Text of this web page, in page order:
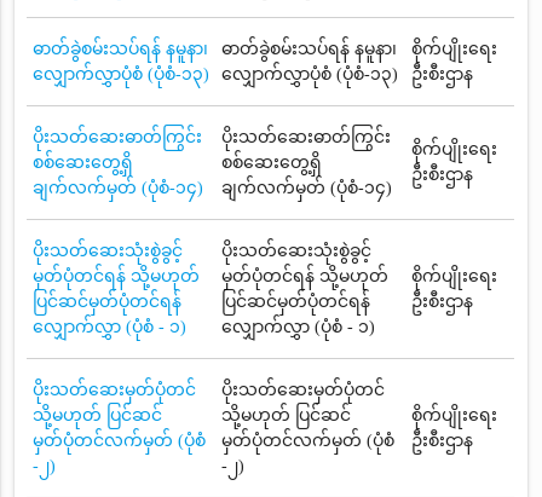
ဓာတ်ခွဲစမ်းသပ်ရန် နမူနာ၊
လျှောက်လွှာပုံစံ (ပုံစံ-၁၃)
ဓာတ်ခွဲစမ်းသပ်ရန် နမူနာ၊
လျှောက်လွှာပုံစံ (ပုံစံ-၁၃)
စိုက်ပျိုးရေး
ဦးစီးဌာန
ပိုးသတ်ဆေးဓာတ်ကြွင်း
စစ်ဆေးတွေ့ရှိ
ချက်လက်မှတ် (ပုံစံ-၁၄)
ပိုးသတ်ဆေးဓာတ်ကြွင်း
စစ်ဆေးတွေ့ရှိ
ချက်လက်မှတ် (ပုံစံ-၁၄)
စိုက်ပျိုးရေး
ဦးစီးဌာန
ပိုးသတ်ဆေးသုံးစွဲခွင့်
မှတ်ပုံတင်ရန် သို့မဟုတ်
ပြင်ဆင်မှတ်ပုံတင်ရန်
လျှောက်လွှာ (ပုံစံ - ၁)
ပိုးသတ်ဆေးသုံးစွဲခွင့်
မှတ်ပုံတင်ရန် သို့မဟုတ်
ပြင်ဆင်မှတ်ပုံတင်ရန်
လျှောက်လွှာ (ပုံစံ - ၁)
စိုက်ပျိုးရေး
ဦးစီးဌာန
ပိုးသတ်ဆေးမှတ်ပုံတင်
သို့မဟုတ် ပြင်ဆင်
မှတ်ပုံတင်လက်မှတ် (ပုံစံ
-၂)
ပိုးသတ်ဆေးမှတ်ပုံတင်
သို့မဟုတ် ပြင်ဆင်
မှတ်ပုံတင်လက်မှတ် (ပုံစံ
-၂)
စိုက်ပျိုးရေး
ဦးစီးဌာန